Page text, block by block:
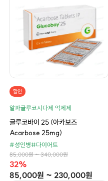
할인
알파글루코시다제 억제제
글루코바이 25 (아카보즈
Acarbose 25mg)
#성인병#다이어트
85,000원 ~ 340,000원
32%
85,000원 ~ 230,000원